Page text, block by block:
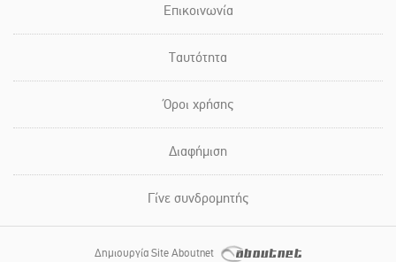
Επικοινωνία
Ταυτότητα
Όροι χρήσης
Διαφήμιση
Γίνε συνδρομητής
Δημιουργία Site Aboutnet